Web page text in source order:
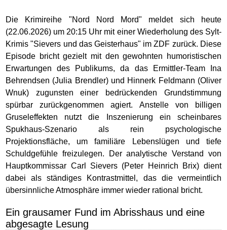
Die Krimireihe "Nord Nord Mord" meldet sich heute
(22.06.2026) um 20:15 Uhr mit einer Wiederholung des Sylt-
Krimis "Sievers und das Geisterhaus" im ZDF zurück. Diese
Episode bricht gezielt mit den gewohnten humoristischen
Erwartungen des Publikums, da das Ermittler-Team Ina
Behrendsen (Julia Brendler) und Hinnerk Feldmann (Oliver
Wnuk) zugunsten einer bedrückenden Grundstimmung
spürbar zurückgenommen agiert. Anstelle von billigen
Gruseleffekten nutzt die Inszenierung ein scheinbares
Spukhaus-Szenario als rein psychologische
Projektionsfläche, um familiäre Lebenslügen und tiefe
Schuldgefühle freizulegen. Der analytische Verstand von
Hauptkommissar Carl Sievers (Peter Heinrich Brix) dient
dabei als ständiges Kontrastmittel, das die vermeintlich
übersinnliche Atmosphäre immer wieder rational bricht.
Ein grausamer Fund im Abrisshaus und eine
abgesagte Lesung